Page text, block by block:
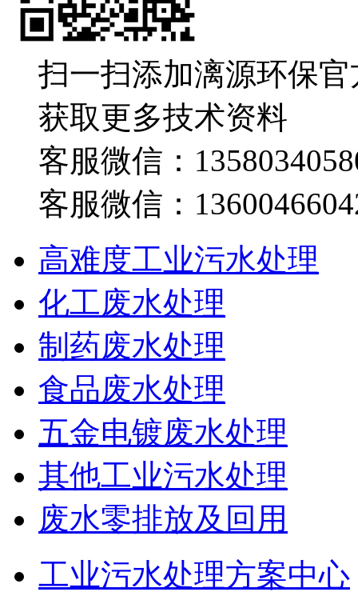
扫一扫添加漓源环保
获取更多技术资料
客服微信：
客服微信：
高难度工业污水处理
化工废水处理
制药废水处理
食品废水处理
五金电镀废水处理
其他工业污水处理
废水零排放及回用
工业污水处理方案中心